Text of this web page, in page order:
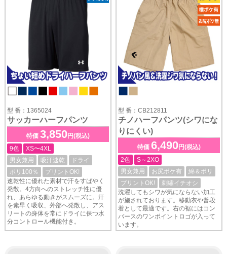
型 番：1365024
サッカーハーフパンツ
特価 3,850円(税込)
9色
XS〜4XL
男女兼用
吸汗速乾
ドライ
ポリ100％
プリントOK!
速乾性に優れた素材で汗をすばやく
発散。4方向へのストレッチ性に優
れ、あらゆる動きがスムーズに。汗
を素早く吸収、外部へ発散し、アス
リートの身体を常にドライに保つ水
分コントロール機能付き。
型 番：CB212811
チノハーフパンツ(シワにな
りにくい)
特価 6,490円(税込)
2色
S～2XO
男女兼用
お尻ポケ有
綿＆ポリ
プリントOK!
刺繍イチオシ
洗濯してもシワが気にならない加工
が施されております。移動衣や普段
着として最適です。右の裾にはコン
バースのワンポイントロゴが入って
います。